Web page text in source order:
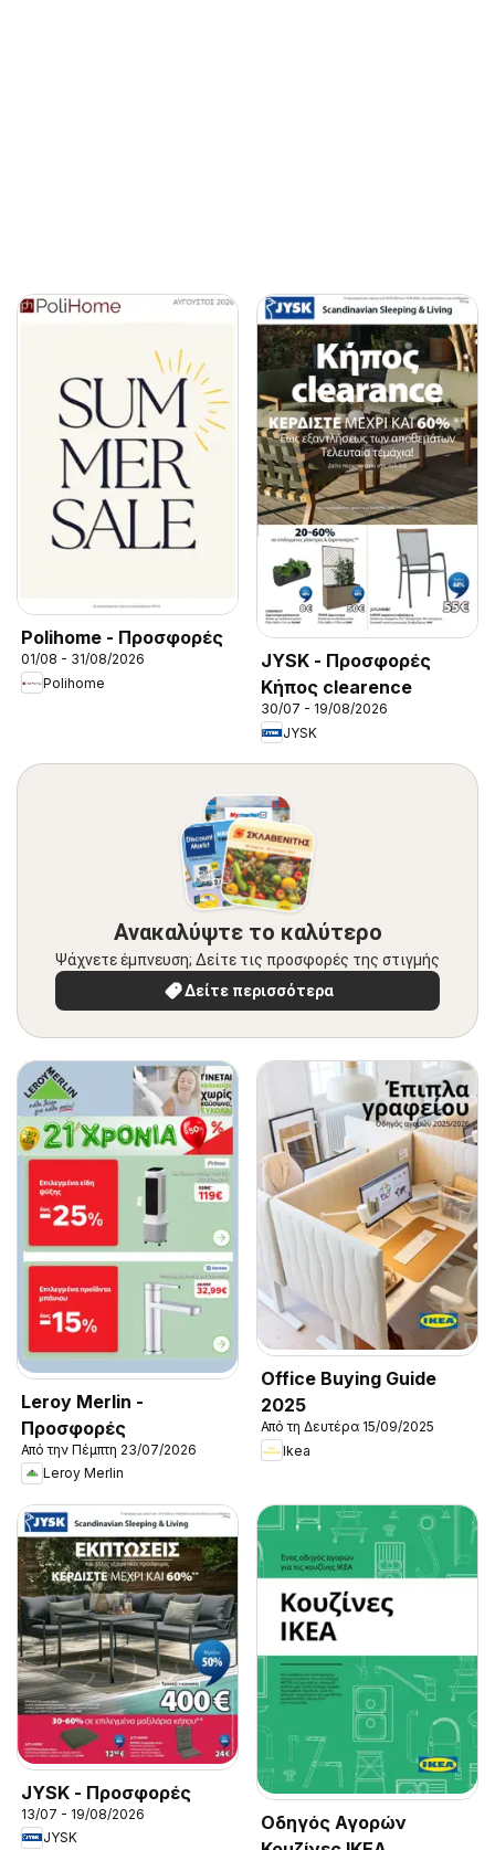
Polihome - Προσφορές
01/08 - 31/08/2026
Polihome
JYSK - Προσφορές
Κήπος clearence
30/07 - 19/08/2026
JYSK
Ανακαλύψτε το καλύτερο
Ψάχνετε έμπνευση; Δείτε τις προσφορές της στιγμής
Δείτε περισσότερα
Leroy Merlin -
Προσφορές
Από την Πέμπτη 23/07/2026
Leroy Merlin
Office Buying Guide
2025
Από τη Δευτέρα 15/09/2025
Ikea
JYSK - Προσφορές
13/07 - 19/08/2026
JYSK
Οδηγός Αγορών